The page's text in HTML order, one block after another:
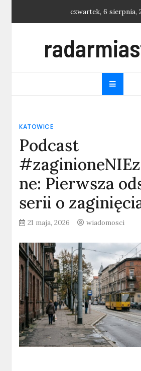
czwartek, 6 sierpnia,
KATOWICE
Podcast
ne: Pierwsza
serii o
21 maja, 2026 wiadomosci